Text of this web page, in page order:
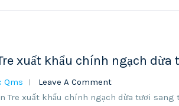
xuất khẩu chính ngạch
Qms
Leave A Comment
Tre xuất khẩu chính ngạch dừa tươi